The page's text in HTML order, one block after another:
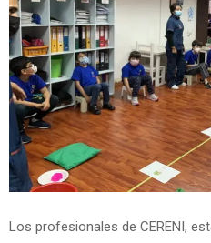
Los profesionales de CERENI,